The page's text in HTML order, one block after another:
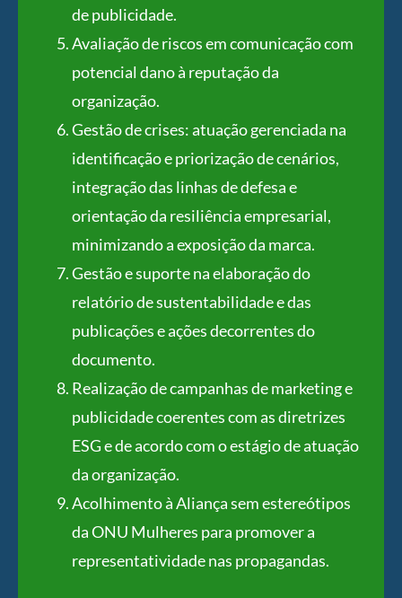
de publicidade.
Avaliação de riscos em comunicação com
potencial dano à reputação da
organização.
Gestão de crises: atuação gerenciada na
identificação e priorização de cenários,
integração das linhas de defesa e
orientação da resiliência empresarial,
minimizando a exposição da marca.
Gestão e suporte na elaboração do
relatório de sustentabilidade e das
publicações e ações decorrentes do
documento.
Realização de campanhas de marketing e
publicidade coerentes com as diretrizes
ESG e de acordo com o estágio de atuação
da organização.
Acolhimento à Aliança sem estereótipos
da ONU Mulheres para promover a
representatividade nas propagandas.